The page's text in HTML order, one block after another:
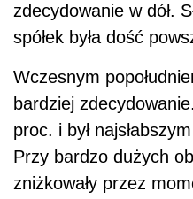
zdecydowanie w dół.
spółek była dość
Wczesnym
bardziej
proc. i był
Przy bardzo dużych
zniżkowały przez